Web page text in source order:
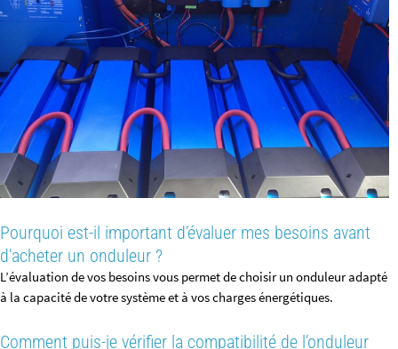
Pourquoi est-il important d’évaluer mes besoins avant
d’acheter un onduleur ?
L’évaluation de vos besoins vous permet de choisir un onduleur adapté
à la capacité de votre système et à vos charges énergétiques.
Comment puis-je vérifier la compatibilité de l’onduleur